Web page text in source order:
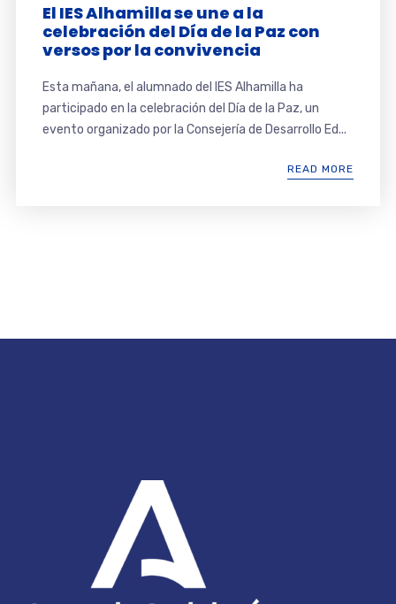
El IES Alhamilla se une a la
celebración del Día de la Paz con
versos por la convivencia
Esta mañana, el alumnado del IES Alhamilla ha
participado en la celebración del Día de la Paz, un
evento organizado por la Consejería de Desarrollo Ed...
READ MORE